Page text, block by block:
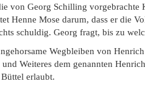
von Georg Schilling vorgebrachte
Henne Mose darum, dass er die
schuldig. Georg fragt, bis zu
Wegbleiben von
Weiteres dem genannten
erlaubt.